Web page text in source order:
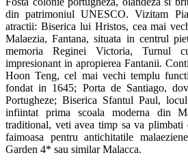
din patrimoniul UNESCO. Vizitam
atractii: Biserica lui Hristos, cea mai
Malaezia, Fantana, situata in centrul
memoria Reginei Victoria, Turnul
impresionant in apropierea Fantanii.
Hoon Teng, cel mai vechi templu
fondat in 1645; Porta de Santiago,
Portugheze; Biserica Sfantul Paul,
infiintat prima scoala moderna din
traditional, veti avea timp sa va plimbati
faimoasa pentru antichitatile
Garden 4* sau similar Malacca.